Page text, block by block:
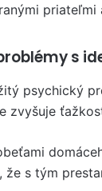
priateľmi
s
psychický
zvyšuje
, že s tým